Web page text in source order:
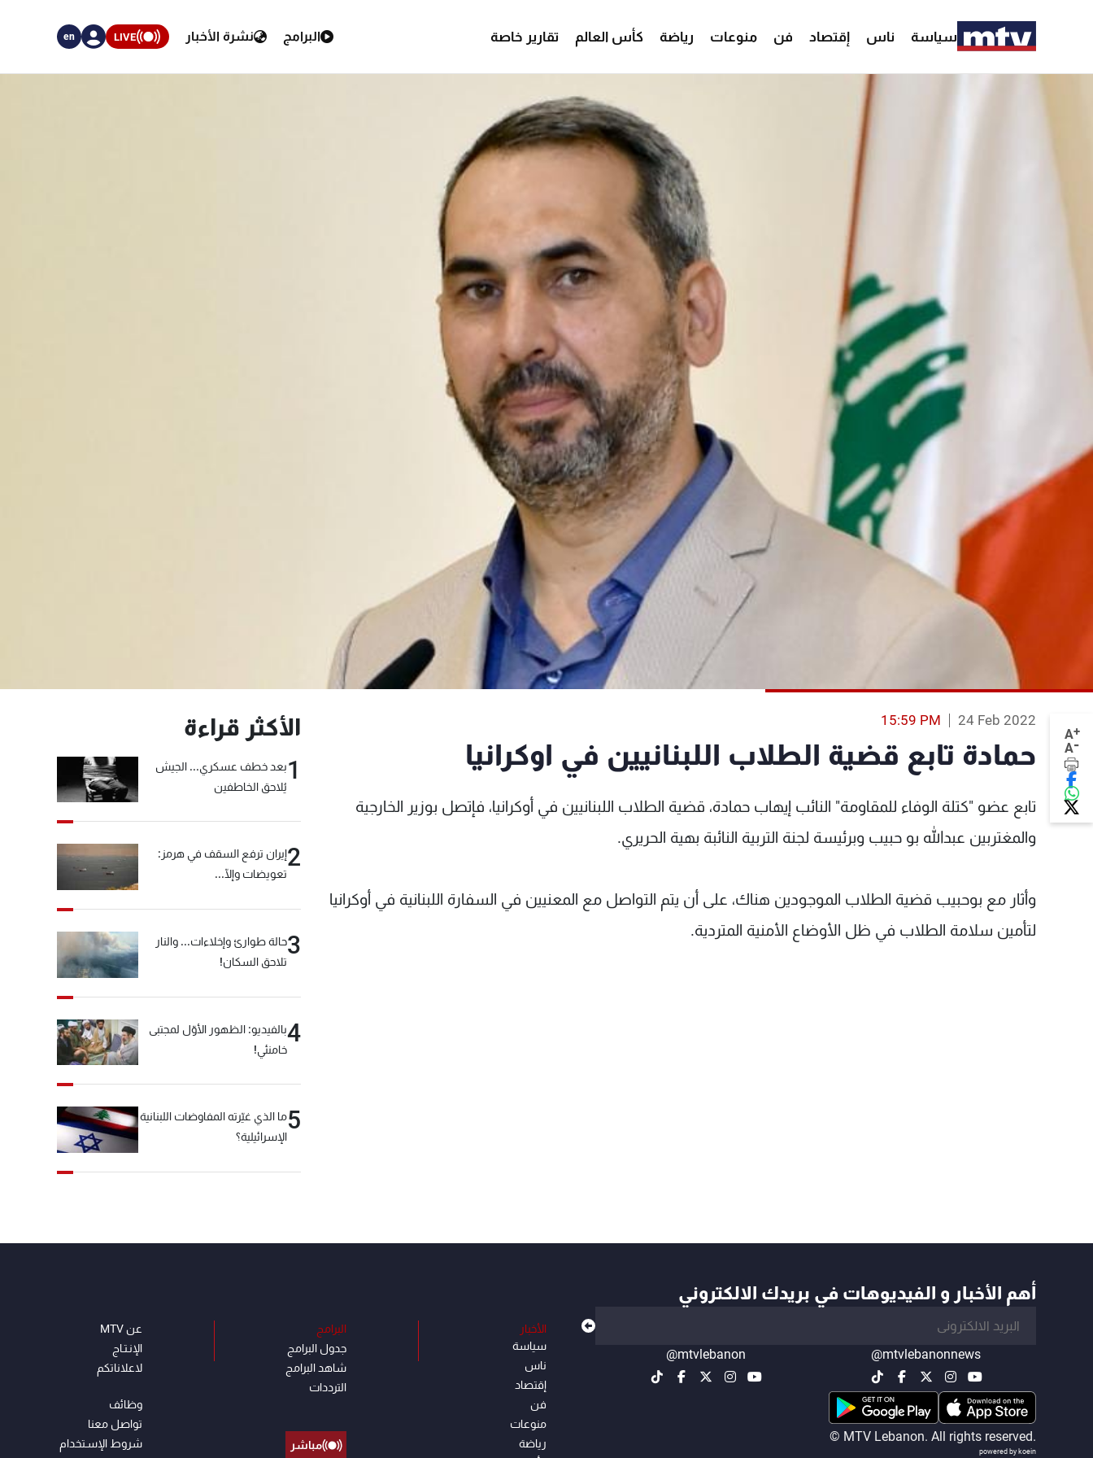
سياسة ناس إقتصاد فن منوعات رياضة كأس العالم تقارير خاصة البرامج نشرة الأخبار LIVE
en
A+
A-
24 Feb 2022
15:59 PM
حمادة تابع قضية الطلاب اللبنانيين في اوكرانيا
تابع عضو "كتلة الوفاء للمقاومة" النائب إيهاب حمادة، قضية الطلاب اللبنانيين في أوكرانيا، فإتصل بوزير الخارجية
والمغتربين عبدالله بو حبيب وبرئيسة لجنة التربية النائبة بهية الحريري.
وأثار مع بوحبيب قضية الطلاب الموجودين هناك، على أن يتم التواصل مع المعنيين في السفارة اللبنانية في أوكرانيا
لتأمين سلامة الطلاب في ظل الأوضاع الأمنية المتردية.
الأكثر قراءة
1بعد خطف عسكري... الجيش
يُلاحق الخاطفين
2إيران ترفع السقف في هرمز:
تعويضات وإلّا...
3حالة طوارئ وإخلاءات... والنار
تلاحق السكان!
4بالفيديو: الظهور الأوّل لمجتبى
خامنئي!
5ما الذي غيّرته المفاوضات اللبنانية
الإسرائيلية؟
أهم الأخبار و الفيديوهات في بريدك الالكتروني
@mtvlebanonnews
@mtvlebanon
© MTV Lebanon. All rights reserved.
powered by koein
الأخبار
سياسة
ناس
إقتصاد
فن
منوعات
رياضة
البرامج
جدول البرامج
شاهد البرامج
الترددات
مباشر
عن MTV
الإنـتـاج
لاعلاناتكم
وظائف
تواصل معنا
شروط الإسـتخدام